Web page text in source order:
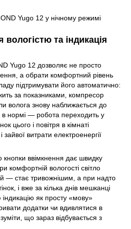
та індикація
Yugo 12 дозволяє не просто
а обрати комфортний рівень
підтримувати його автоматично:
за показниками, компресор
волога знову наближається до
в нормі — робота переходить у
цього і повітря в кімнаті
витрати електроенергії
кнопки ввімкнення дає швидку
комфортній вологості світло
— стає тривожнішим, а при надто
і вже за кілька днів мешканці
як просту «мову»
додатки чи вдивлятися в
що зараз відбувається з